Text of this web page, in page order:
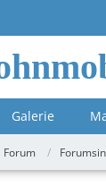
Galerie
Forum